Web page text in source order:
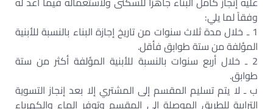
وفقاً لما يلي:
1 ـ خلال مدة ثلاث سنوات من تاريخ إجازة البناء بالنسبة للأبنية
المؤلفة من ستة طوابق فأقل.
2 ـ خلال أربع سنوات بالنسبة للأبنية المؤلفة أكثر من ستة
طوابق.
ب ـ لا يتم تسليم المقسم إلى المشتري إلا بعد إنجاز التسوية
الترابية للطريق الموصلة إلى المقسم وتوفر الماء والكهرباء